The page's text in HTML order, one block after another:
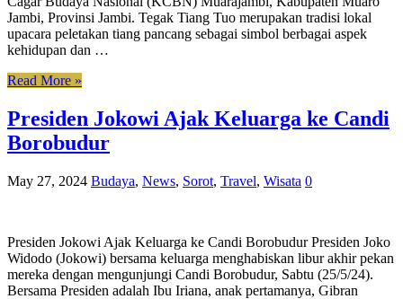
Jambi, Provinsi Jambi. Tegak Tiang Tuo merupakan tradisi lokal
upacara peletakan tiang pancang sebagai simbol berbagai aspek
kehidupan dan …
Read More »
Presiden Jokowi Ajak Keluarga ke Candi
Borobudur
May 27, 2024 Budaya, News, Sorot, Travel, Wisata 0
Presiden Jokowi Ajak Keluarga ke Candi Borobudur Presiden Joko
Widodo (Jokowi) bersama keluarga menghabiskan libur akhir pekan
mereka dengan mengunjungi Candi Borobudur, Sabtu (25/5/24).
Bersama Presiden adalah Ibu Iriana, anak pertamanya, Gibran